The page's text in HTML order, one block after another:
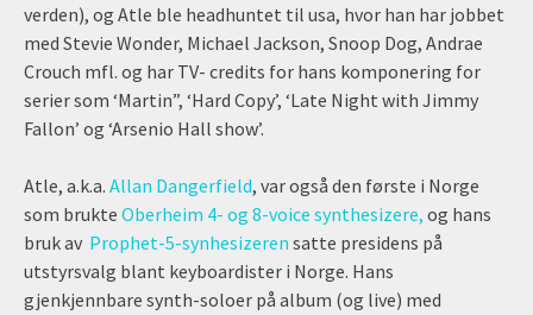
verden), og Atle ble headhuntet til usa, hvor han har jobbet
med Stevie Wonder, Michael Jackson, Snoop Dog, Andrae
Crouch mfl. og har TV- credits for hans komponering for
serier som ‘Martin”, ‘Hard Copy’, ‘Late Night with Jimmy
Fallon’ og ‘Arsenio Hall show’.
Atle, a.k.a. Allan Dangerfield, var også den første i Norge
som brukte Oberheim 4- og 8-voice synthesizere, og hans
bruk av Prophet-5-synhesizeren satte presidens på
utstyrsvalg blant keyboardister i Norge. Hans
gjenkjennbare synth-soloer på album (og live) med